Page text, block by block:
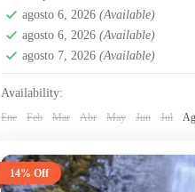
Región Amazónica
2 People
agosto 6, 2026 (Available)
agosto 6, 2026 (Available)
agosto 7, 2026 (Available)
Availability:
Ene Feb Mar Abr May Jun Jul
14% Off